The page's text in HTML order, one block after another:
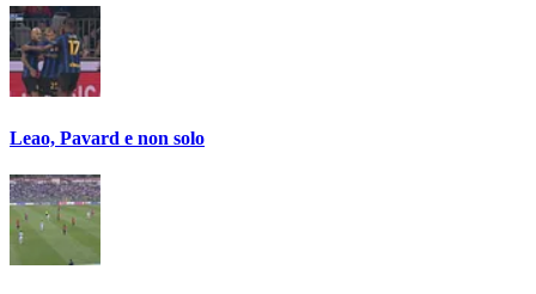
Leao, Pavard e non solo